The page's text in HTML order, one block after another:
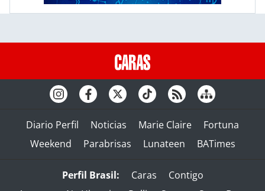
Diario Perfil Noticias Marie Claire
Fortuna
Weekend
Parabrisas Lunateen BATimes
Perfil Brasil: Caras
Contigo